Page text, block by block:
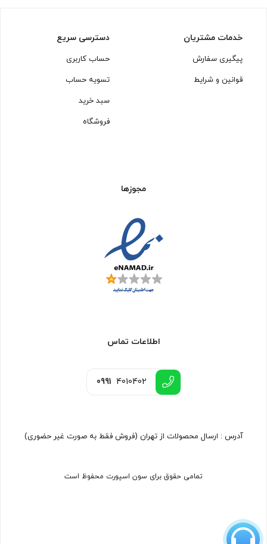
خدمات مشتریان
پیگیری سفارش
قوانین و شرایط
دسترسی سریع
حساب کاربری
تسویه حساب
سبد خرید
فروشگاه
مجوزها
اطلاعات تماس
0991 4010402
آدرس : ارسال محصولات از تهران (فروش فقط به صورت غیر حضوری)
تمامی حقوق برای سون اسپورت محفوظ است